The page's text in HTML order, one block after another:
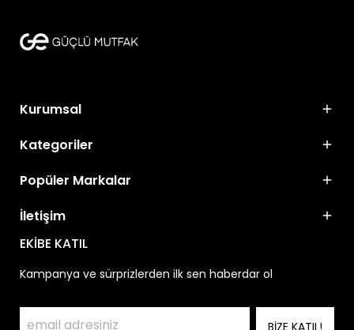
Kurumsal
Kategoriler
Popüler Markalar
İletişim
EKİBE KATIL
Kampanya ve sürprizlerden ilk sen haberdar ol
BİZE KATIL!